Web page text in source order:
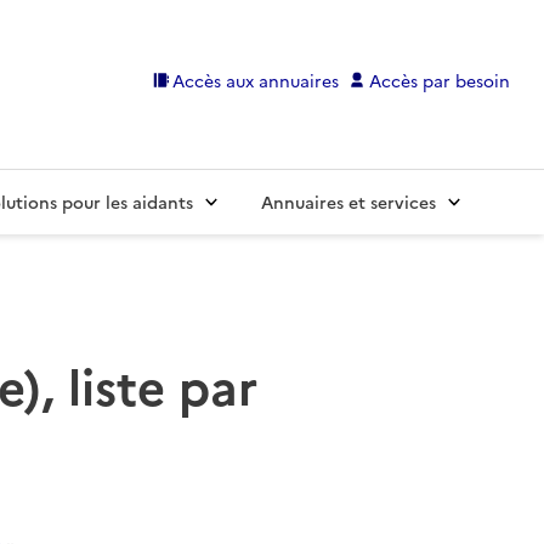
Accès aux annuaires Accès par besoin
pour les aidants Annuaires et services
liste par